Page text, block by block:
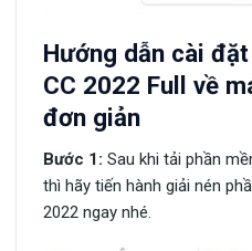
Hướng dẫn cài
CC 2022 Full về
đơn giản
Bước 1: Sau khi tải phần
thì hãy tiến hành giải nén
2022 ngay nhé.